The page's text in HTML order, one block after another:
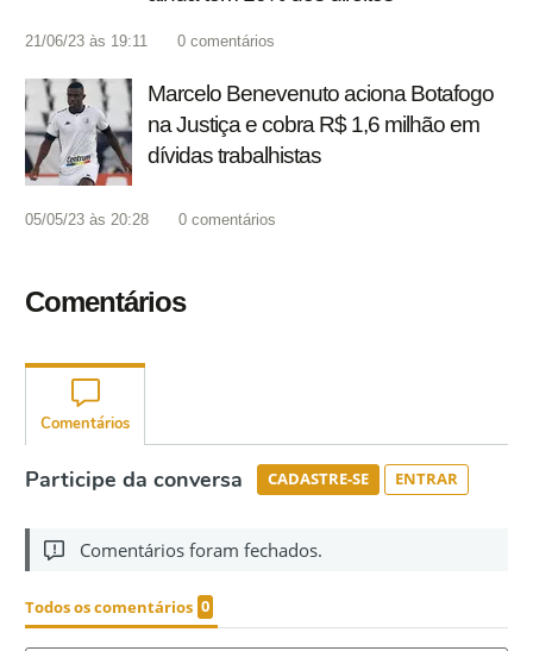
21/06/23 às 19:11 0 comentários
Marcelo Benevenuto aciona Botafogo
na Justiça e cobra R$ 1,6 milhão em
dívidas trabalhistas
05/05/23 às 20:28 0 comentários
Comentários